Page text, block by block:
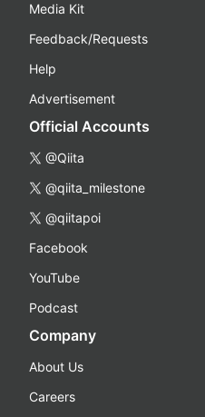
Media Kit
Feedback/Requests
Help
Advertisement
Official Accounts
@Qiita
@qiita_milestone
@qiitapoi
Facebook
YouTube
Podcast
Company
About Us
Careers